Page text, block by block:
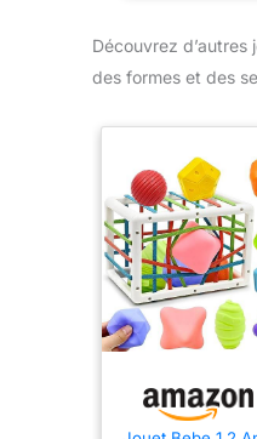
Découvrez
des formes et des